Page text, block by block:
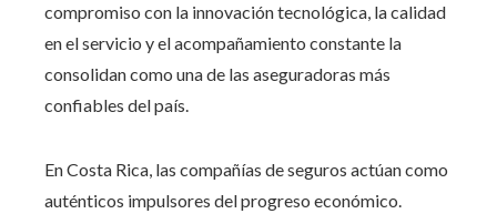
compromiso con la innovación tecnológica, la calidad
en el servicio y el acompañamiento constante la
consolidan como una de las aseguradoras más
confiables del país.
En Costa Rica, las compañías de seguros actúan como
auténticos impulsores del progreso económico.